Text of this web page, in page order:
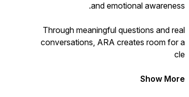
and emotional awareness.
Through meaningful questions and real
conversations, ARA creates room for a
cle
Show More